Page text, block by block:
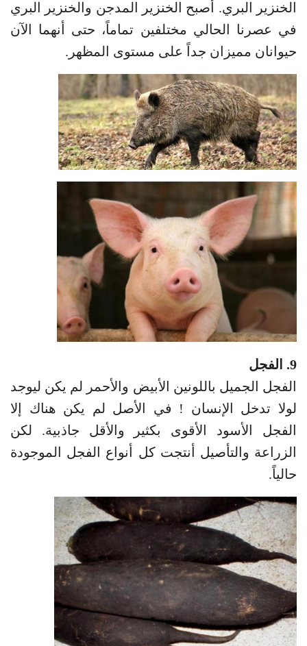
الخنزير البري. أصبح الخنزير المدجن والخنزير البري
في عصرنا الحالي مختلفين تماماً، حتى أنهما الآن
حيوانان مميزان جداً على مستوى المظهر.
9. الفجل
الفجل الجميل باللونين الأبيض والأحمر لم يكن ليوجد
لولا تدخل الإنسان ! في الأصل لم يكن هناك إلا
الفجل الأسود الأقوى بكثير والأقل جاذبية. لكن
الزراعة والتأصيل أنتجت كل أنواع الفجل الموجودة
حالياً.